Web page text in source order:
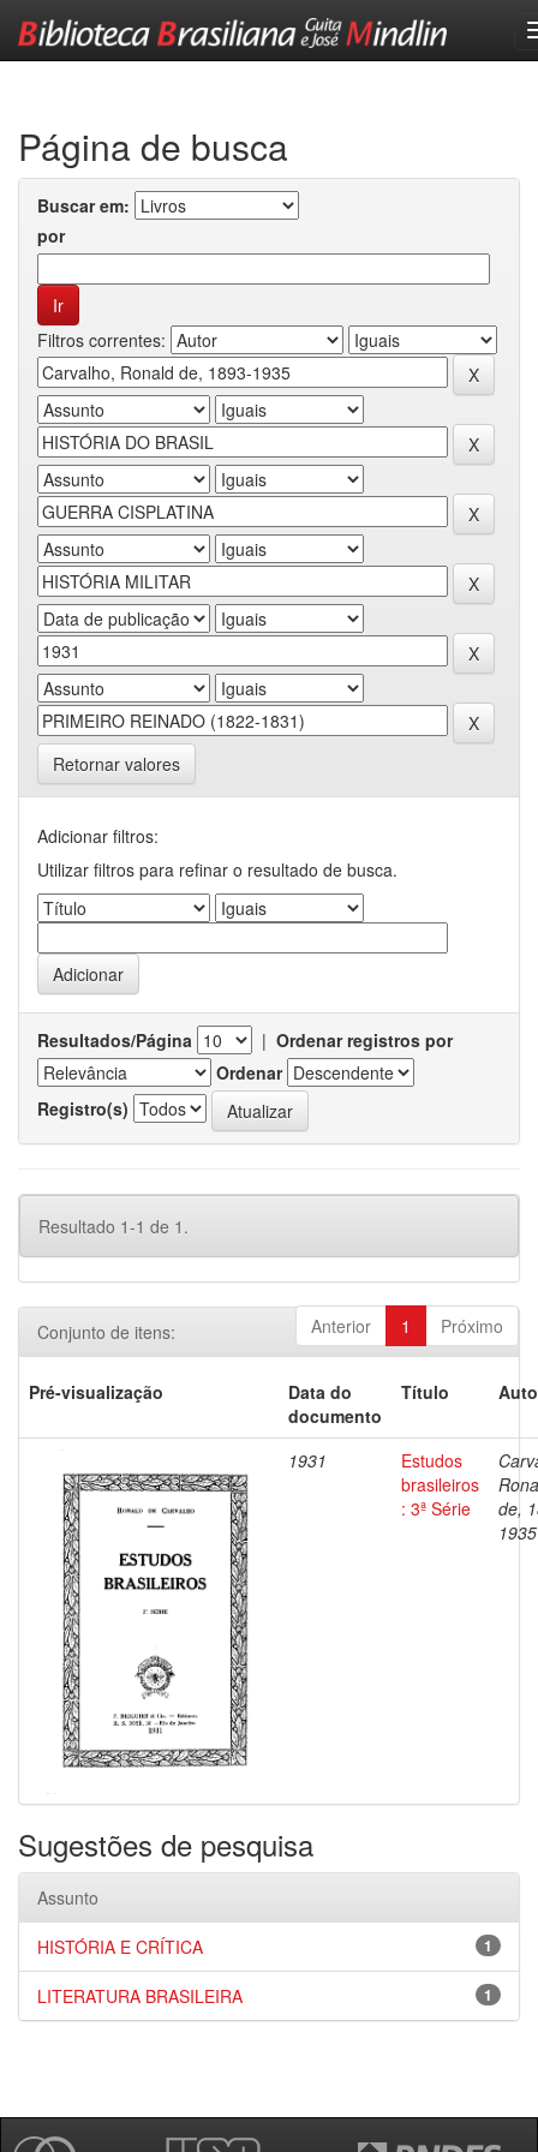
Página de busca
Buscar em:
por
Filtros correntes:
Retornar valores
Adicionar filtros:
Utilizar filtros para refinar o resultado de busca.
Resultados/Página | Ordenar registros por
Ordenar
Registro(s)
Resultado 1-1 de 1.
Anterior 1 Próximo
Conjunto de itens:
Pré-visualização
Data do
documento
Título
1931
Estudos
brasileiros
: 3ª Série
de,
1935
Sugestões de pesquisa
Assunto
1
HISTÓRIA E CRÍTICA
1
LITERATURA BRASILEIRA